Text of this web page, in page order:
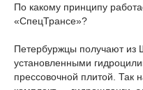
По какому принципу
«СпецТрансе»?
Петербуржцы получают из
установленными
прессовочной плитой. Так